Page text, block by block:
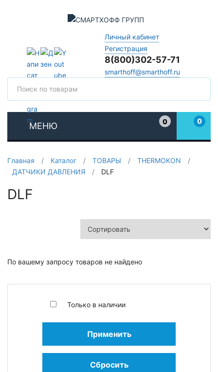
Личный кабинет
Регистрация
8(800)302-57-71
smarthoff@smarthoff.ru
МЕНЮ
0
0
Главная / Каталог / ТОВАРЫ / THERMOKON
/
ДАТЧИКИ ДАВЛЕНИЯ
/ DLF
Только в наличии
Применить
Сбросить
DLF
По вашему запросу товаров не найдено